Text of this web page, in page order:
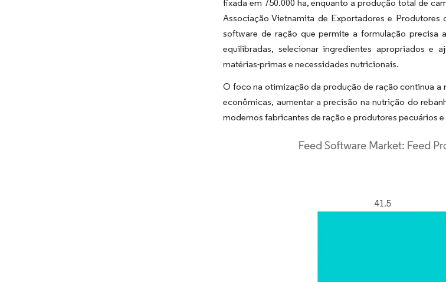
fixada em 750.000 ha, enquanto a produção total de
Associação Vietnamita de Exportadores e
software de ração que permite a formulação precisa
equilibradas, selecionar ingredientes apropriados e
matérias-primas e necessidades nutricionais.
O foco na otimização da produção de ração continua
econômicas, aumentar a precisão na nutrição do
modernos fabricantes de ração e produtores pecuários